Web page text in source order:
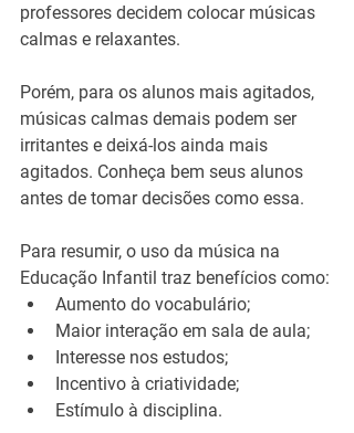
professores decidem colocar músicas
calmas e relaxantes.
Porém, para os alunos mais agitados,
músicas calmas demais podem ser
irritantes e deixá-los ainda mais
agitados. Conheça bem seus alunos
antes de tomar decisões como essa.
Para resumir, o uso da música na
Educação Infantil traz benefícios como:
Aumento do vocabulário;
Maior interação em sala de aula;
Interesse nos estudos;
Incentivo à criatividade;
Estímulo à disciplina.